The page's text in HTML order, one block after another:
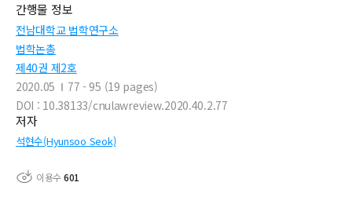
간행물 정보
전남대학교 법학연구소
법학논총
제40권 제2호
2020.05
77 - 95 (19 pages)
DOI : 10.38133/cnulawreview.2020.40.2.77
저자
석현수(Hyunsoo Seok)
이용수601